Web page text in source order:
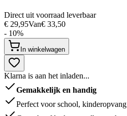
Direct uit voorraad leverbaar
€ 29,95Van€ 33,50
- 10%
In winkelwagen
Klarna is aan het inladen...
Gemakkelijk en handig
Perfect voor school,